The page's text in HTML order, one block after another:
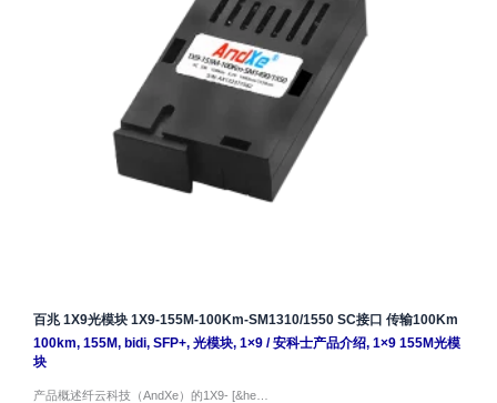
百兆 1X9光模块 1X9-155M-100Km-SM1310/1550 SC接口 传输100Km
100km, 155M, bidi, SFP+, 光模块, 1×9/安科士产品介绍, 1×9 155M光模
块
产品概述纤云科技（AndXe）的1X9- [&he…